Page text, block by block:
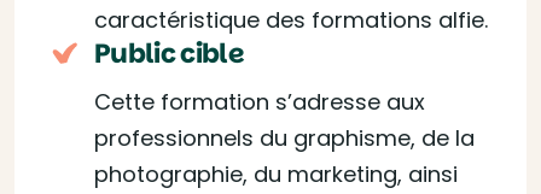
caractéristique des formations alfie.
Public cible
Cette formation s’adresse aux
professionnels du graphisme, de la
photographie, du marketing, ainsi